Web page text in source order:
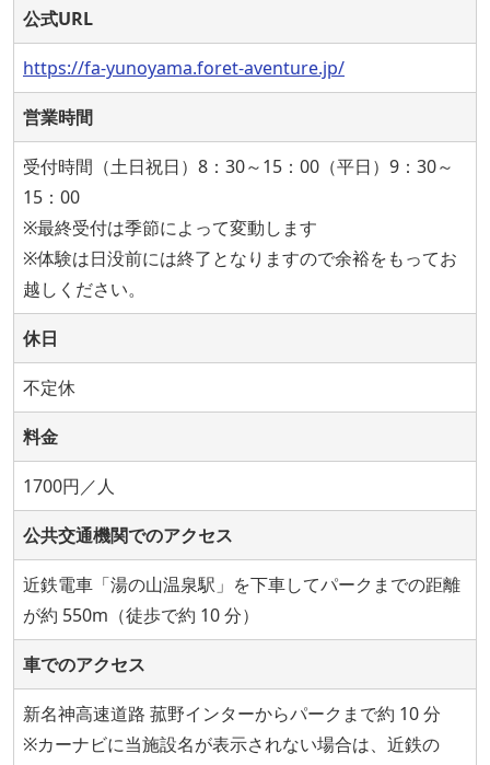
公式URL
https://fa-yunoyama.foret-aventure.jp/
営業時間
受付時間（土日祝日）8：30～15：00（平日）9：30～
15：00
※最終受付は季節によって変動します
※体験は日没前には終了となりますので余裕をもってお
越しください。
休日
不定休
料金
1700円／人
公共交通機関でのアクセス
近鉄電車「湯の山温泉駅」を下車してパークまでの距離
が約 550m（徒歩で約 10 分）
車でのアクセス
新名神高速道路 菰野インターからパークまで約 10 分
※カーナビに当施設名が表示されない場合は、近鉄の